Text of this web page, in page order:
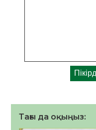
Тағы да оқыңыз: